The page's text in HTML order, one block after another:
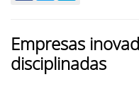
Empresas
disciplinadas